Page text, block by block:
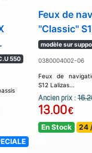
550
Feux de
''Classic''
modèle sur
0380004002-06
Feux de
S12 Lalizas...
Ancien prix :
13.00€
En Stock 24